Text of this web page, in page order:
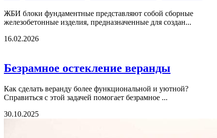
ЖБИ блоки фундаментные представляют собой сборные
железобетонные изделия, предназначенные для создан...
16.02.2026
Безрамное остекление веранды
Как сделать веранду более функциональной и уютной?
Справиться с этой задачей помогает безрамное ...
30.10.2025